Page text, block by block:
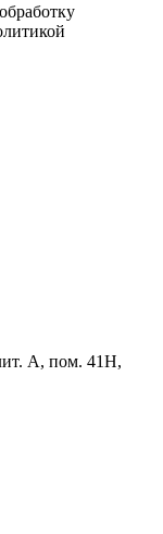
А, пом. 41Н,